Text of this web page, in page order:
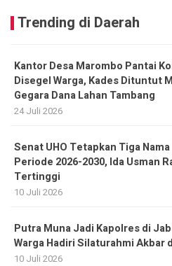
Trending di Daerah
Kantor Desa Marombo Pantai
Disegel Warga, Kades Dituntut
Gegara Dana Lahan Tambang
24 Juli 2026
Senat UHO Tetapkan Tiga
Periode 2026-2030, Ida Usman
Tertinggi
10 Juli 2026
Putra Muna Jadi Kapolres di
Warga Hadiri Silaturahmi Akbar
10 Juli 2026